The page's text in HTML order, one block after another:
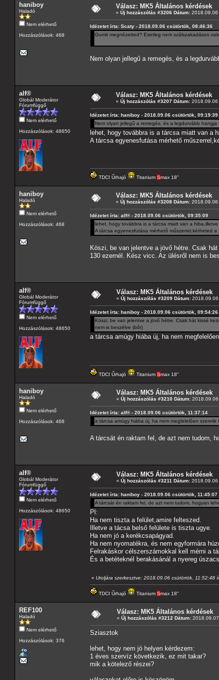
haniboy
Haladó
Nem elérhető
Hozzászólások: 468
Válasz: MK5 Általános kérdések
« Új hozzászólás #3206 Dátum: 2018.09.06
Idézetet írta: Scaty - 2018.09.06 csütörtök, 08:46:36
Gumit megnézetted? Esetleg nem szálszakadásos
Nem olyan jellegű a remegés, és a
alf®
Globál Moderátor
Fórumfüggő
Nem elérhető
Hozzászólások: 48650
Válasz: MK5 Általános kérdések
« Új hozzászólás #3207 Dátum: 2018.09.06
Idézetet írta: haniboy - 2018.09.06 csütörtök, 09:19:39
Nem olyan jellegű a remegés, és a legdurvább hangja
lehet, hogy továbbra is a tárcsa miatt van a
A tárcsa egyenesfutása mérhető
TDCI Űrhajó Titanium Smax 18"
haniboy
Haladó
Nem elérhető
Hozzászólások: 468
Válasz: MK5 Általános kérdések
« Új hozzászólás #3208 Dátum: 2018.09.06
Idézetet írta: alf® - 2018.09.06 csütörtök, 09:35:09
lehet, hogy továbbra is a tárcsa miatt van a
A tárcsa egyenesfutása mérhető műszerrel,kérheted
Köszi, be van jelentve a jövő hétre. Csak
130 ezernél. Kész vicc. Az ülésről nem is
alf®
Globál Moderátor
Fórumfüggő
Nem elérhető
Hozzászólások: 48650
Válasz: MK5 Általános kérdések
« Új hozzászólás #3209 Dátum:
Idézetet írta: haniboy - 2018.09.06 csütörtök, 09:54:26
Köszi, be van jelentve a jövő hétre. Csak hát kissé
nem is beszélve (bőr)
a tárcsa amúgy hiába új, ha nem
TDCI Űrhajó Titanium Smax 18"
haniboy
Haladó
Nem elérhető
Hozzászólások: 468
Válasz: MK5 Általános kérdések
« Új hozzászólás #3210 Dátum:
Idézetet írta: alf® - 2018.09.06 csütörtök, 11:37:14
a tárcsa amúgy hiába új, ha nem megfelelően
A tárcsát én raktam fel, de azt nem tudom,
alf®
Globál Moderátor
Fórumfüggő
Nem elérhető
Hozzászólások: 48650
Válasz: MK5 Általános kérdések
« Új hozzászólás #3211 Dátum: 2018.09.06
Idézetet írta: haniboy - 2018.09.06 csütörtök, 11:45:07
A tárcsát én raktam fel, de azt nem tudom, hogyan
Pl:
Ha nem tiszta a felület,amire felteszed.
Illetve a tácsa belső felülete is tiszta ugye.
Ha nem jó a kerékcsapágyad.
Ha nem nyomatékra, és nem egyformára
Felrakáskor célszerszámokkal kell mérni a
És a betéteknél berakásánál a nyereg
« Utoljára szerkesztve: 2018.09.06 csütörtök, 11:52:48
TDCI Űrhajó Titanium Smax 18"
REF100
Haladó
Nem elérhető
Hozzászólások: 376
Válasz: MK5 Általános kérdések
« Új hozzászólás #3212 Dátum:
Sziasztok
lehet, hogy nem jó helyen kérdezem:
1 éves szervíz következik, ez mit takar?
mik a kötelező részei?